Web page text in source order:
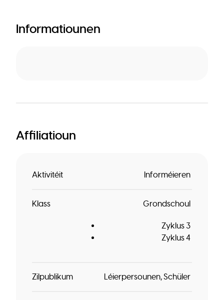
Informatiounen
Affiliatioun
Aktivitéit Informéieren
Klass Grondschoul
Zyklus 3
Zyklus 4
Zilpublikum Léierpersounen Schüler